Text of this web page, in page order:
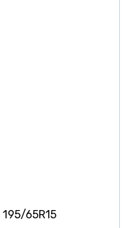
195/65R15